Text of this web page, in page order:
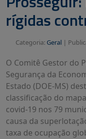
rígidas
Categoria: Geral |
O Comitê Gestor do
Segurança da
Estado (DOE-MS)
classificação do
covid-19 nos 79
causa da
taxa de ocupação